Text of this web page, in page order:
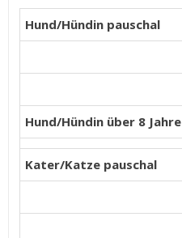
Hund/Hündin pauschal
Hund/Hündin über 8 Jahre
Kater/Katze pauschal